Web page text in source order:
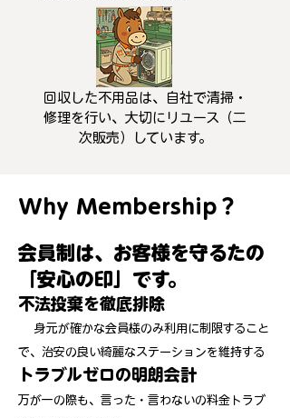
回収した不用品は、自社で清掃・
修理を行い、大切にリユース（二
次販売）しています。
Why Membership？
会員制は、お客様を守るたの
「安心の印」です。
不法投棄を徹底排除
身元が確かな会員様のみ利用に制限すること
で、治安の良い綺麗なステーションを維持する
トラブルゼロの明朗会計
万が一の際も、言った・言わないの料金トラブ